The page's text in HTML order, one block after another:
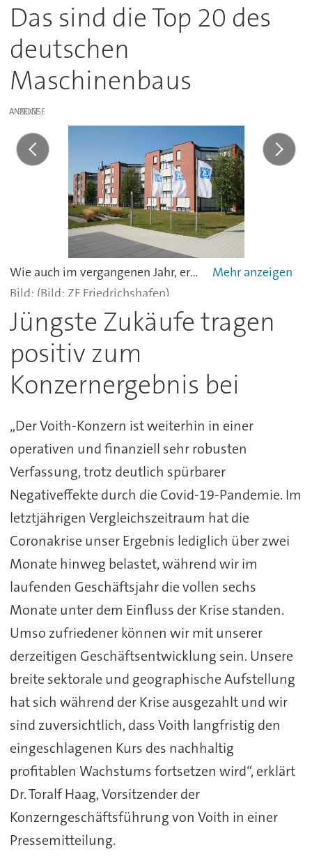
Das sind die Top 20 des
deutschen
Maschinenbaus
ANZEIGE
Wie auch im vergangenen Jahr, eröffnet ZF Friedrichshafen das Ranking der 20 größten deutschen Maschinen- und Anlagenbauer. Der weltweit zweitgrößte Automobilzulieferer hat 2019 einen Umsatz von 2,99 Milliarden Euro erwirtschaftet. Das Ranking wird einmal jährlich von der Management-Beratung Oliver Wyman erstellt. -
(Bild: ZF Friedrichshafen)
Jüngste Zukäufe tragen
positiv zum
Konzernergebnis bei
„Der Voith-Konzern ist weiterhin in einer
operativen und finanziell sehr robusten
Verfassung, trotz deutlich spürbarer
Negativeffekte durch die Covid-19-Pandemie. Im
letztjährigen Vergleichszeitraum hat die
Coronakrise unser Ergebnis lediglich über zwei
Monate hinweg belastet, während wir im
laufenden Geschäftsjahr die vollen sechs
Monate unter dem Einfluss der Krise standen.
Umso zufriedener können wir mit unserer
derzeitigen Geschäftsentwicklung sein. Unsere
breite sektorale und geographische Aufstellung
hat sich während der Krise ausgezahlt und wir
sind zuversichtlich, dass Voith langfristig den
eingeschlagenen Kurs des nachhaltig
profitablen Wachstums fortsetzen wird“, erklärt
Dr. Toralf Haag, Vorsitzender der
Konzerngeschäftsführung von Voith in einer
Pressemitteilung.